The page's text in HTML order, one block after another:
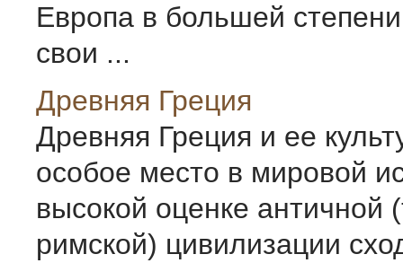
Европа в большей
свои ...
Древняя Греция
Древняя Греция и ее
особое место в мировой
высокой оценке античной
римской) цивилизации